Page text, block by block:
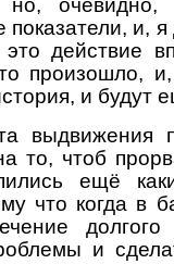
очевидно,
и,
действие
произошло,
и будут
выдвижения
то, чтоб
ещё
что когда в
и